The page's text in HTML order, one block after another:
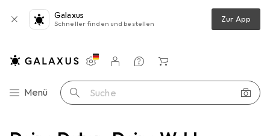
Galaxus
Schneller finden und bestellen Zur App
Navigation nach Kategorien
Menü Suche
Einstellungen
Kundenkonto
Vergleichslisten
Merklisten
Warenkorb
Gigabit Lan Kabel RJ45 - Patchkabel - komp. CAT.5 CAT.6 CAT.8